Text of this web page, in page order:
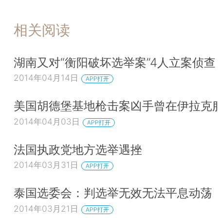
相关阅读
湖南又对“衡阳破坏选举案”4人立案侦查
2014年04月14日 APP打开
美国胡德堡基地枪击案凶手曾在伊拉克
2014年04月03日 APP打开
法国执政党地方选举遇挫
2014年03月31日 APP打开
泰国选委会：判选举无效无法平息动荡
2014年03月21日 APP打开